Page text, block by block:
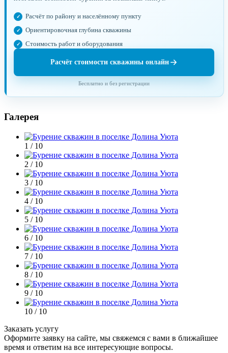
Расчёт по району и населённому пункту
Ориентировочная глубина скважины
Стоимость работ и оборудования
Расчёт стоимости скважины онлайн
Бесплатно и без регистрации
Галерея
1 / 10
2 / 10
3 / 10
4 / 10
5 / 10
6 / 10
7 / 10
8 / 10
9 / 10
10 / 10
Заказать услугу
Оформите заявку на сайте, мы свяжемся с вами в ближайшее
время и ответим на все интересующие вопросы.